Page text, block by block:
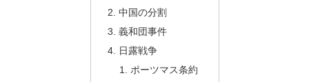
中国の分割
義和団事件
日露戦争
ポーツマス条約